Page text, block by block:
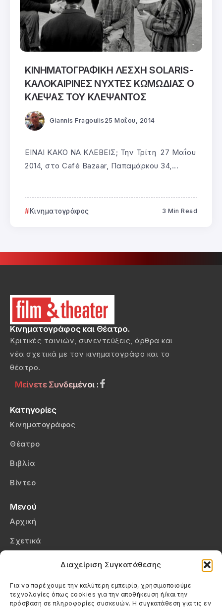
Διαχείριση Συγκατάθεσης
Για να παρέχουμε την καλύτερη εμπειρία, χρησιμοποιούμε
τεχνολογίες όπως cookies για την αποθήκευση ή/και την
πρόσβαση σε πληροφορίες συσκευών. Η συγκατάθεση για τις εν
ΚΙΝΗΜΑΤΟΓΡΑΦΙΚΗ ΛΕΣΧΗ SOLARIS-
ΚΑΛΟΚΑΙΡΙΝΕΣ ΝΥΧΤΕΣ ΚΩΜΩΔΙΑΣ Ο
ΚΛΕΨΑΣ ΤΟΥ ΚΛΕΨΑΝΤΟΣ
Giannis Fragoulis 25 Μαΐου, 2014
ΕΙΝΑΙ ΚΑΚΟ ΝΑ ΚΛΕΒΕΙΣ; Την Τρίτη 27 Μαΐου
2014, στο Café Bazaar, Παπαμάρκου 34,...
Κινηματογράφος 3 Min Read
Κινηματογράφος και Θέατρο.
Κριτικές ταινιών, συνεντεύξεις, άρθρα και
νέα σχετικά με τον κινηματογράφο και το
θέατρο.
Μείνετε Συνδεμένοι :
Κατηγορίες
Κινηματογράφος
Θέατρο
Βιβλία
Βίντεο
Μενού
Αρχική
Σχετικά
Πολιτική Cookies (ΕΕ)